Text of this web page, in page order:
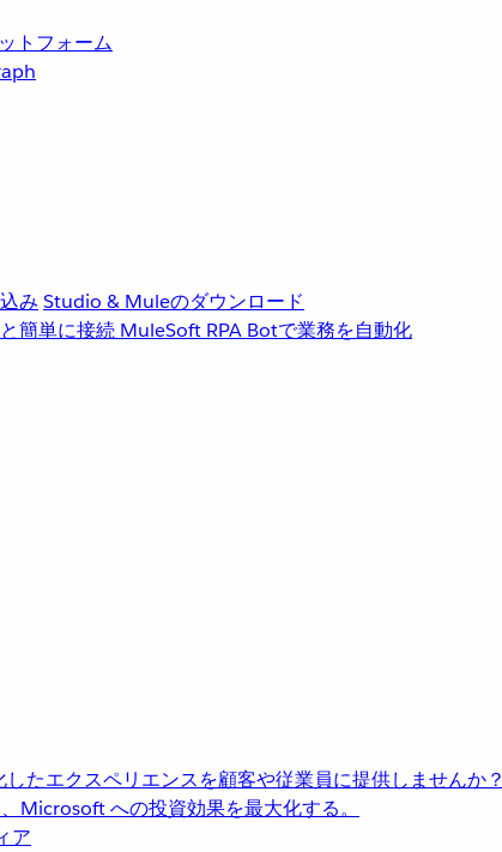
トフォーム
み Studio & Muleのダウンロード
簡単に接続 MuleSoft RPA Botで業務を自動化
たエクスペリエンスを顧客や従業員に提供しませんか？
Microsoft への投資効果を最大化する。
ア